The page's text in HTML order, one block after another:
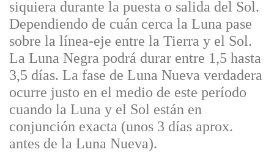
siquiera durante la puesta o salida del Sol.
Dependiendo de cuán cerca la Luna pase
sobre la línea-eje entre la Tierra y el Sol.
La Luna Negra podrá durar entre 1,5 hasta
3,5 días. La fase de Luna Nueva verdadera
ocurre justo en el medio de este período
cuando la Luna y el Sol están en
conjunción exacta (unos 3 días aprox.
antes de la Luna Nueva).